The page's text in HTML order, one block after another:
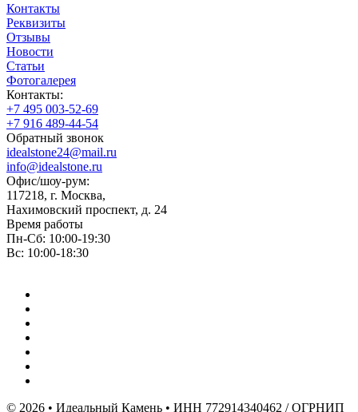
Контакты
Реквизиты
Отзывы
Новости
Статьи
Фотогалерея
Контакты:
+7 495 003-52-69
+7 916 489-44-54
Обратный звонок
idealstone24@mail.ru
info@idealstone.ru
Офис/шоу-рум:
117218, г. Москва,
Нахимовский проспект, д. 24
Время работы
Пн-Сб: 10:00-19:30
Вс: 10:00-18:30
© 2026 • Идеальный Камень • ИНН 772914340462 / ОГРНИП